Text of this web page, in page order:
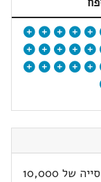
1. תכנון כולל של הכפר ראמה ליעד אוכלוסייה של 10,000